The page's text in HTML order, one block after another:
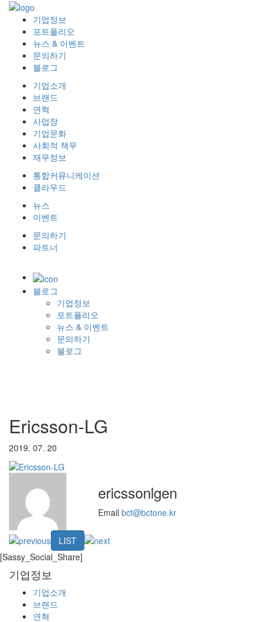
기업정보
포트폴리오
뉴스 & 이벤트
문의하기
블로그
기업소개
브랜드
연혁
사업장
기업문화
사회적 책무
재무정보
통합커뮤니케이션
클라우드
뉴스
이벤트
문의하기
파트너
블로그
기업정보
포트폴리오
뉴스 & 이벤트
문의하기
블로그
Ericsson-LG
2019. 07. 20
ericssonlgen
Emailbct@bctone.kr
LIST
[Sassy_Social_Share]
기업정보
기업소개
브랜드
연혁